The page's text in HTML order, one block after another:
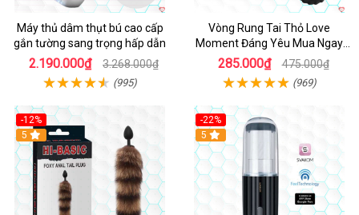
Máy thủ dâm thụt bú cao cấp
gắn tường sang trọng hấp dẫn
2.190.000₫ 3.268.000₫
(995)
Vòng Rung Tai Thỏ Love
Moment Đáng Yêu Mua Ngay
Giá Tốt
285.000₫ 475.000₫
(969)
-12%
Hot
5
-22%
5